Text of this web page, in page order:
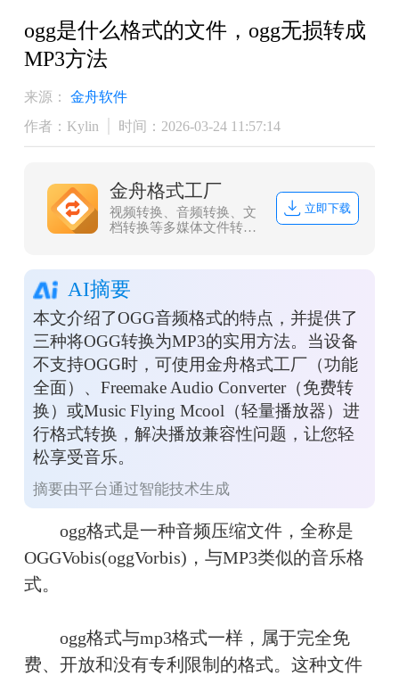
ogg是什么格式的文件，ogg无损转成
MP3方法
来源：
金舟软件
作者：Kylin
时间：2026-03-24 11:57:14
金舟格式工厂
视频转换、音频转换、文
档转换等多媒体文件转
立即下载
AI摘要
本文介绍了OGG音频格式的特点，并提供了
三种将OGG转换为MP3的实用方法。当设备
不支持OGG时，可使用金舟格式工厂（功能
全面）、Freemake Audio Converter（免费转
换）或Music Flying Mcool（轻量播放器）进
行格式转换，解决播放兼容性问题，让您轻
松享受音乐。
摘要由平台通过智能技术生成
ogg格式是一种音频压缩文件，全称是
OGGVobis(oggVorbis)，与MP3类似的音乐格
式。
ogg格式与mp3格式一样，属于完全免
费、开放和没有专利限制的格式。这种文件